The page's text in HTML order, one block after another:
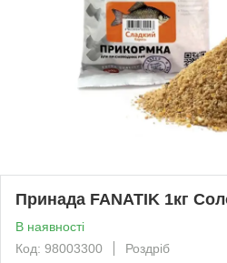
Принада FANATIK 1кг
В наявності
Код: 98003300
Роздріб